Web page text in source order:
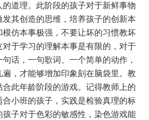
道理。此阶段的孩子对于新鲜事物
发其创造的思维，培养孩子的创新本
模仿本事极强，不要让坏的习惯教坏
对于学习的理解本事是有限的，对于
话，一句歌词、一个简单的动作，
，才能够增加印象刻在脑袋里。教
此年龄阶段的游戏。记得教师上的
合小班的孩子，实践是检验真理的标
孩子对于色彩的敏感性，染色游戏能